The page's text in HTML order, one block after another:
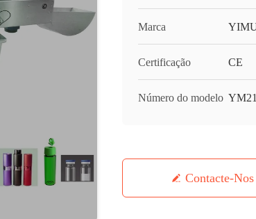
Marca
Certificação CE
Número do modelo
Contacte-Nos